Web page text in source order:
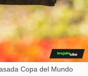
Copa del Mundo